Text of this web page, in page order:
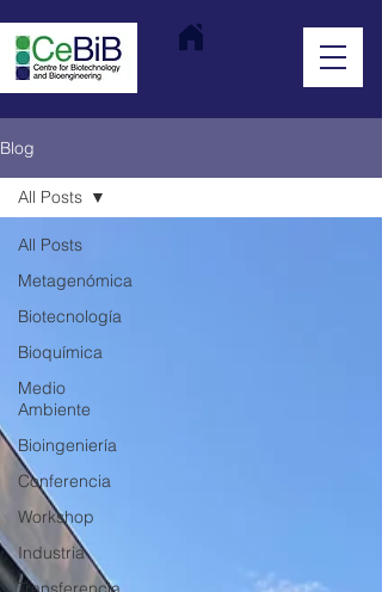
Blog
All Posts
Metagenómica
Biotecnología
Bioquímica
Medio
Ambiente
Bioingeniería
Conferencia
Workshop
Industria
All Posts